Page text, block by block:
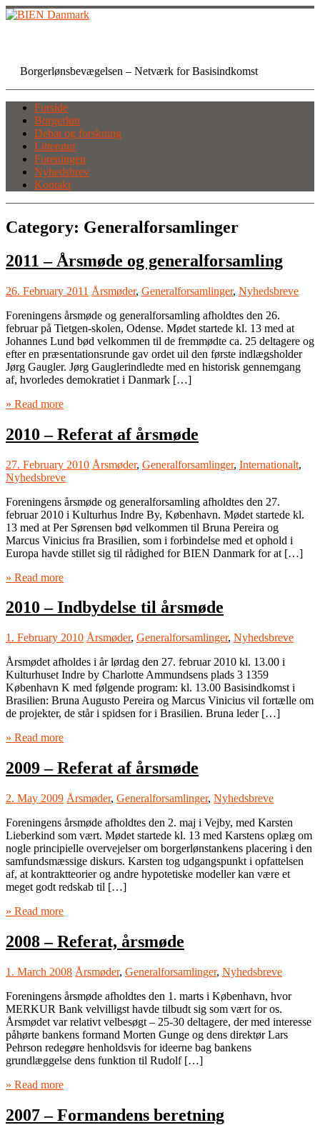
Skip
to
Borgerlønsbevægelsen – Netværk for Basisindkomst
Forside
Borgerløn
Debat og forskning
Litteratur
Foreningen
Nyhedsbrev
Kontakt
Category: Generalforsamlinger
2011 – Årsmøde og generalforsamling
26. February 2011 Årsmøder, Generalforsamlinger, Nyhedsbreve
Foreningens årsmøde og generalforsamling afholdtes den 26.
februar på Tietgen-skolen, Odense. Mødet startede kl. 13 med at
Johannes Lund bød velkommen til de fremmødte ca. 25 deltagere og
efter en præsentationsrunde gav ordet uil den første indlægsholder
Jørg Gaugler. Jørg Gauglerindledte med en historisk gennemgang
af, hvorledes demokratiet i Danmark […]
» Read more
2010 – Referat af årsmøde
27. February 2010 Årsmøder, Generalforsamlinger, Internationalt,
Nyhedsbreve
Foreningens årsmøde og generalforsamling afholdtes den 27.
februar 2010 i Kulturhus Indre By, København. Mødet startede kl.
13 med at Per Sørensen bød velkommen til Bruna Pereira og
Marcus Vinicius fra Brasilien, som i forbindelse med et ophold i
Europa havde stillet sig til rådighed for BIEN Danmark for at […]
» Read more
2010 – Indbydelse til årsmøde
1. February 2010 Årsmøder, Generalforsamlinger, Nyhedsbreve
Årsmødet afholdes i år lørdag den 27. februar 2010 kl. 13.00 i
Kulturhuset Indre by Charlotte Ammundsens plads 3 1359
København K med følgende program: kl. 13.00 Basisindkomst i
Brasilien: Bruna Augusto Pereira og Marcus Vinicius vil fortælle om
de projekter, de står i spidsen for i Brasilien. Bruna leder […]
» Read more
2009 – Referat af årsmøde
2. May 2009 Årsmøder, Generalforsamlinger, Nyhedsbreve
Foreningens årsmøde afholdtes den 2. maj i Vejby, med Karsten
Lieberkind som vært. Mødet startede kl. 13 med Karstens oplæg om
nogle principielle overvejelser om borgerlønstankens placering i den
samfundsmæssige diskurs. Karsten tog udgangspunkt i opfattelsen
af, at kontraktteorier og andre hypotetiske modeller kan være et
meget godt redskab til […]
» Read more
2008 – Referat, årsmøde
1. March 2008 Årsmøder, Generalforsamlinger, Nyhedsbreve
Foreningens årsmøde afholdtes den 1. marts i København, hvor
MERKUR Bank velvilligst havde tilbudt sig som vært for os.
Årsmødet var relativt velbesøgt – 25-30 deltagere, der med interesse
påhørte bankens formand Morten Gunge og dens direktør Lars
Pehrson redegøre henholdsvis for ideerne bag bankens
grundlæggelse dens funktion til Rudolf […]
» Read more
2007 – Formandens beretning